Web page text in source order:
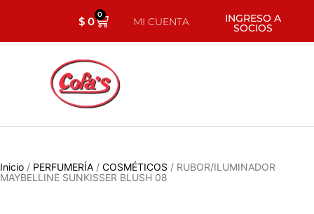
$0 0
MI CUENTA INGRESO A
SOCIOS
Inicio / PERFUMERÍA / COSMÉTICOS / RUBOR/ILUMINADOR
MAYBELLINE SUNKISSER BLUSH 08